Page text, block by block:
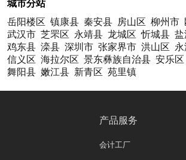
城市分站
岳阳楼区 镇康县 秦安县 房山区 柳州市
武汉市 芝罘区 永靖县 龙城区 忻城县 盐
鸡东县 滦县 深圳市 张家界市 洪山区
信义区 海拉尔区 景东彝族自治县 安乐区
舞阳县 嫩江县 新青区 苑里镇
产品服务
会计工厂